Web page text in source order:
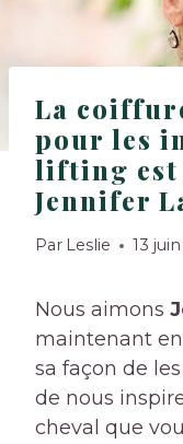
La
pour les
lifting est
Jennifer
Par Leslie 13
Nous aimons
maintenant
sa façon de
de nous
cheval que